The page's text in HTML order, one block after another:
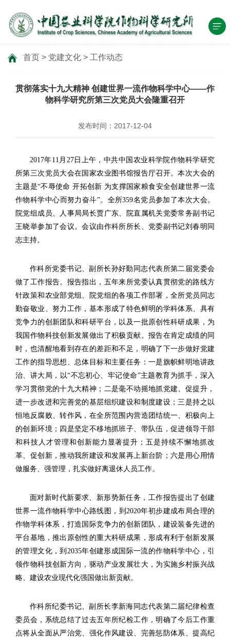
首页 > 党建文化 > 工作动态
贯彻落实十九大精神 创建世界一流作物科学中心——作
物科学研究所第三次党员大会隆重召开
发布时间：2017-12-04
2017年11月27日上午，中共中国农业科学院作物科学研究
所第三次党员大会在国家农业图书馆报告厅召开。本次大会的
主题是“不辱使命 开拓创新 为支撑国家粮食安全创建世界一流
作物科学中心而努力奋斗”。全所359名党员参加了本次大会。
院党组成员、人事局局长贾广东、院直属机关党委常务副书记
王晓举参加了会议。会议由作科所所长、党委副书记刘春明同
志主持。
作科所党委书记、副所长孙好勤同志代表所第二届党委会
做了工作报告。报告指出，五年来所党委认真贯彻党的路线方
针政策和农业部党组、院党组的各项工作部署，全所党员同志
勤奋敬业、努力工作，基本形成了特色鲜明的学科体系、具有
竞争力的创新团队和科研平台，以及一批原创性科研成果，为
我国作物科技创新发展做出了积极贡献。报告在肯定成绩的同
时，也清醒地看到存在的差距和不足，明确了下一步做好党建
工作的指导思想、总体目标和主要任务：一是旗帜鲜明地讲政
治、讲大局，以“不忘初心、牢记使命”主题教育为抓手，深入
学习贯彻党的十九大精神；二是毫不动摇地抓党建、促提升，
进一步改进和完善党的基层组织建设和制度建设；三是持之以
恒地反腐败、转作风，在全所范围内营造团结统一、积极向上
的创新环境；四是坚定不移地抓班子、带队伍，促进领导干部
和科技人才管理和创新能力显著提升；五是持续不懈地抓改
革、促创新，推动我所建设和发展再上新台阶；六是用心用情
做服务、强管理，扎实做好离退休人员工作。
面对新时代新要求、新形势新任务，工作报告提出了创建
世界一流作物科学中心路线图，到2020年初步建成布局合理的
作物学科体系，打造国际竞争力的创新团队，建设装备先进的
平台基地，推出原创性的重大科研成果，形成有利于创新发展
的管理文化，到2035年创建形成国际一流的作物科学中心，引
领作物科技创新方向，驱动产业发展壮大，为实施乡村振兴战
略、建设农业现代化强国做出新贡献。
作科所纪委书记、副所长李新海同志代表第二届纪律检查
委员会，系统总结了过去五年所纪检工作，明确了今后工作重
点将从全面从严治党、强化作风建设、完善惩防体系、提高纪